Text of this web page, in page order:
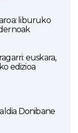
liburuko
euskara,
edizioa
Donibane